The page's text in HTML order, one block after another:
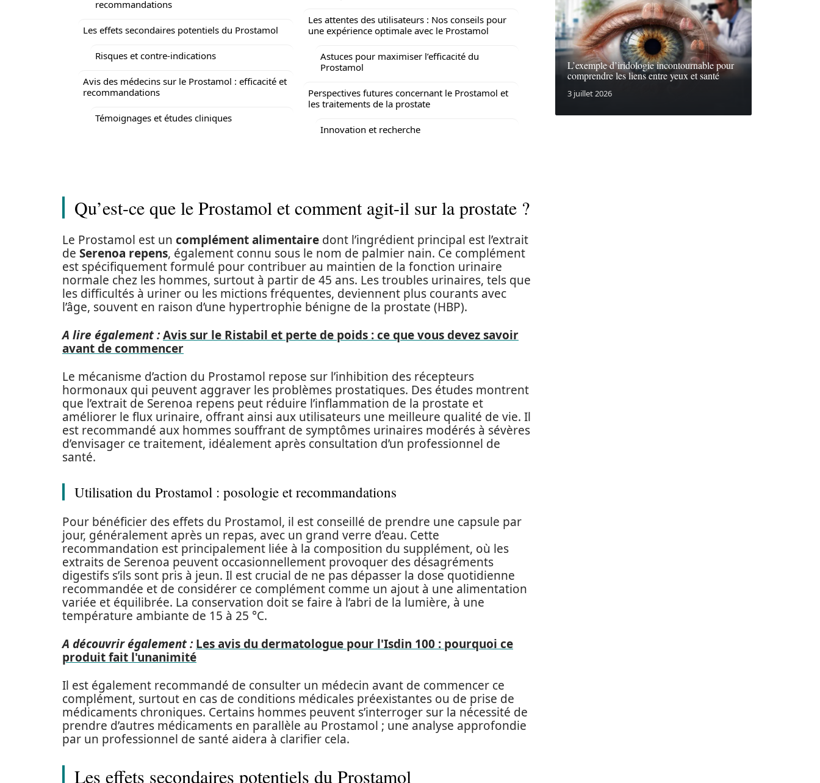
recommandations
Les effets secondaires potentiels du Prostamol
Risques et contre-indications
Avis des médecins sur le Prostamol : efficacité et
recommandations
Témoignages et études cliniques
Les attentes des utilisateurs : Nos conseils pour
une expérience optimale avec le Prostamol
Astuces pour maximiser l’efficacité du
Prostamol
Perspectives futures concernant le Prostamol et
les traitements de la prostate
Innovation et recherche
Qu’est-ce que le Prostamol et comment agit-il sur la prostate ?
Le Prostamol est un complément alimentaire dont l’ingrédient principal est l’extrait
de Serenoa repens, également connu sous le nom de palmier nain. Ce complément
est spécifiquement formulé pour contribuer au maintien de la fonction urinaire
normale chez les hommes, surtout à partir de 45 ans. Les troubles urinaires, tels que
les difficultés à uriner ou les mictions fréquentes, deviennent plus courants avec
l’âge, souvent en raison d’une hypertrophie bénigne de la prostate (HBP).
A lire également :Avis sur le Ristabil et perte de poids : ce que vous devez savoir
avant de commencer
Le mécanisme d’action du Prostamol repose sur l’inhibition des récepteurs
hormonaux qui peuvent aggraver les problèmes prostatiques. Des études montrent
que l’extrait de Serenoa repens peut réduire l’inflammation de la prostate et
améliorer le flux urinaire, offrant ainsi aux utilisateurs une meilleure qualité de vie. Il
est recommandé aux hommes souffrant de symptômes urinaires modérés à sévères
d’envisager ce traitement, idéalement après consultation d’un professionnel de
santé.
Utilisation du Prostamol : posologie et recommandations
Pour bénéficier des effets du Prostamol, il est conseillé de prendre une capsule par
jour, généralement après un repas, avec un grand verre d’eau. Cette
recommandation est principalement liée à la composition du supplément, où les
extraits de Serenoa peuvent occasionnellement provoquer des désagréments
digestifs s’ils sont pris à jeun. Il est crucial de ne pas dépasser la dose quotidienne
recommandée et de considérer ce complément comme un ajout à une alimentation
variée et équilibrée. La conservation doit se faire à l’abri de la lumière, à une
température ambiante de 15 à 25 °C.
A découvrir également : Les avis du dermatologue pour l'Isdin 100 : pourquoi ce
produit fait l'unanimité
Il est également recommandé de consulter un médecin avant de commencer ce
complément, surtout en cas de conditions médicales préexistantes ou de prise de
médicaments chroniques. Certains hommes peuvent s’interroger sur la nécessité de
prendre d’autres médicaments en parallèle au Prostamol ; une analyse approfondie
par un professionnel de santé aidera à clarifier cela.
Les effets secondaires potentiels du Prostamol
L’exemple d’iridologie incontournable pour
comprendre les liens entre yeux et santé
3 juillet 2026